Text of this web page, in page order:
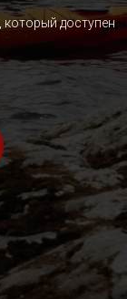
который доступен